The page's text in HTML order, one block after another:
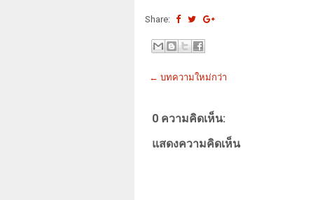
Share:
← บทความใหม่กว่า
0 ความคิดเห็น:
แสดงความคิดเห็น